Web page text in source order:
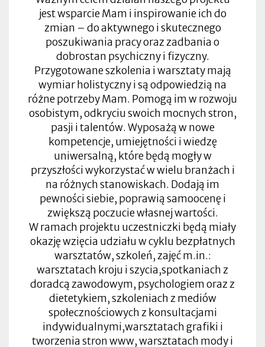
jest wsparcie Mam i inspirowanie ich do
zmian – do aktywnego i skutecznego
poszukiwania pracy oraz zadbania o
dobrostan psychiczny i fizyczny.
Przygotowane szkolenia i warsztaty mają
wymiar holistyczny i są odpowiedzią na
różne potrzeby Mam. Pomogą im w rozwoju
osobistym, odkryciu swoich mocnych stron,
pasji i talentów. Wyposażą w nowe
kompetencje, umiejętności i wiedzę
uniwersalną, które będą mogły w
przyszłości wykorzystać w wielu branżach i
na różnych stanowiskach. Dodają im
pewności siebie, poprawią samoocenę i
zwiększą poczucie własnej wartości.
W ramach projektu uczestniczki będą miały
okazję wzięcia udziału w cyklu bezpłatnych
warsztatów, szkoleń, zajęć m.in.:
warsztatach kroju i szycia,spotkaniach z
doradcą zawodowym, psychologiem oraz z
dietetykiem, szkoleniach z mediów
społecznościowych z konsultacjami
indywidualnymi,warsztatach grafiki i
tworzenia stron www, warsztatach mody i